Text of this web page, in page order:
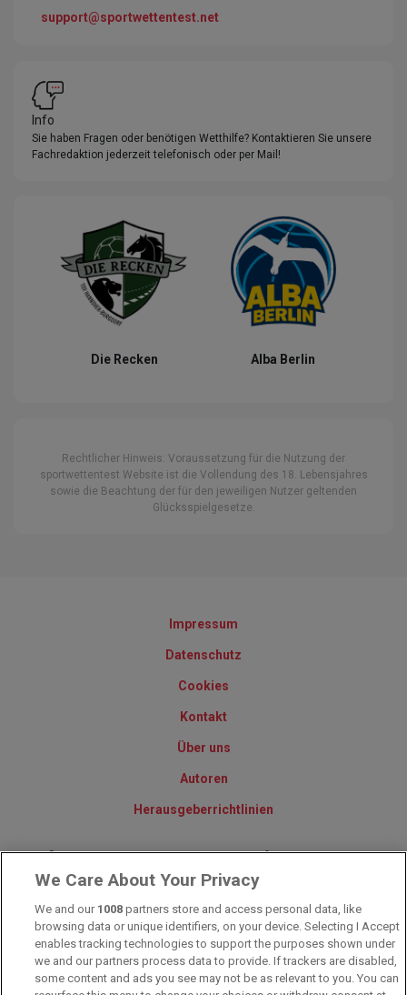
support@sportwettentest.net
Info
Sie haben Fragen oder benötigen Wetthilfe? Kontaktieren Sie unsere
Fachredaktion jederzeit telefonisch oder per Mail!
Die Recken Alba Berlin
Rechtlicher Hinweis: Voraussetzung für die Nutzung der
sportwettentest Website ist die Vollendung des 18. Lebensjahres
sowie die Beachtung der für den jeweiligen Nutzer geltenden
Glücksspielgesetze.
Impressum
Datenschutz
Cookies
Kontakt
Über uns
Autoren
Herausgeberrichtlinien
© 2010-2025 - Sportwettentest.net - Der große Sportwettentest
Sportwetten Angebote sind nur für Volljährige verfügbar. Es gelten
immer die AGB auf den jeweiligen Webseiten der Buchmacher.
Wetten kann Spaß, aber auch süchtig machen!
We Care About Your Privacy
We and our 1008 partners store and access personal data, like
browsing data or unique identifiers, on your device. Selecting I Accept
enables tracking technologies to support the purposes shown under
we and our partners process data to provide. If trackers are disabled,
some content and ads you see may not be as relevant to you. You can